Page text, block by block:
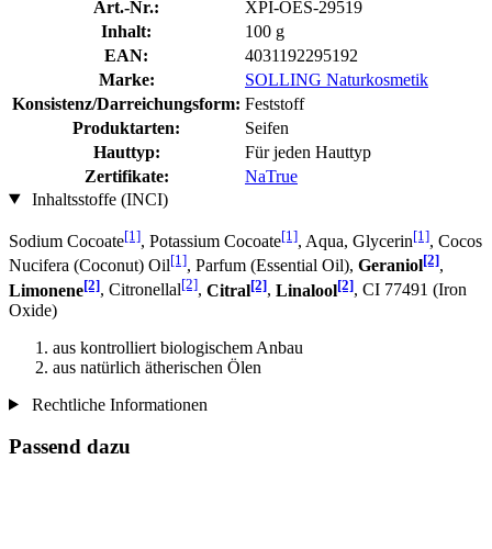
Art.-Nr.:
XPI-OES-29519
Inhalt:
100 g
EAN:
4031192295192
Marke:
SOLLING Naturkosmetik
Konsistenz/Darreichungsform: Feststoff
Produktarten:
Seifen
Hauttyp:
Für jeden Hauttyp
Zertifikate:
NaTrue
Inhaltsstoffe (INCI)
Sodium Cocoate[1], Potassium Cocoate[1], Aqua, Glycerin[1], Cocos
Nucifera (Coconut) Oil[1], Parfum (Essential Oil), Geraniol[2],
Limonene[2], Citronellal[2], Citral[2], Linalool[2], CI 77491 (Iron
Oxide)
aus kontrolliert biologischem Anbau
aus natürlich ätherischen Ölen
Rechtliche Informationen
Passend dazu